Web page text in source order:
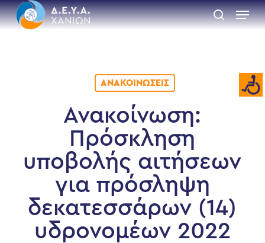
Skip
to
main
search
Menu
ΑΝΑΚΟΙΝΏΣΕΙΣ
Ανακοίνωση:
Πρόσκληση
υποβολής αιτήσεων
για πρόσληψη
δεκατεσσάρων (14)
υδρονομέων 2022